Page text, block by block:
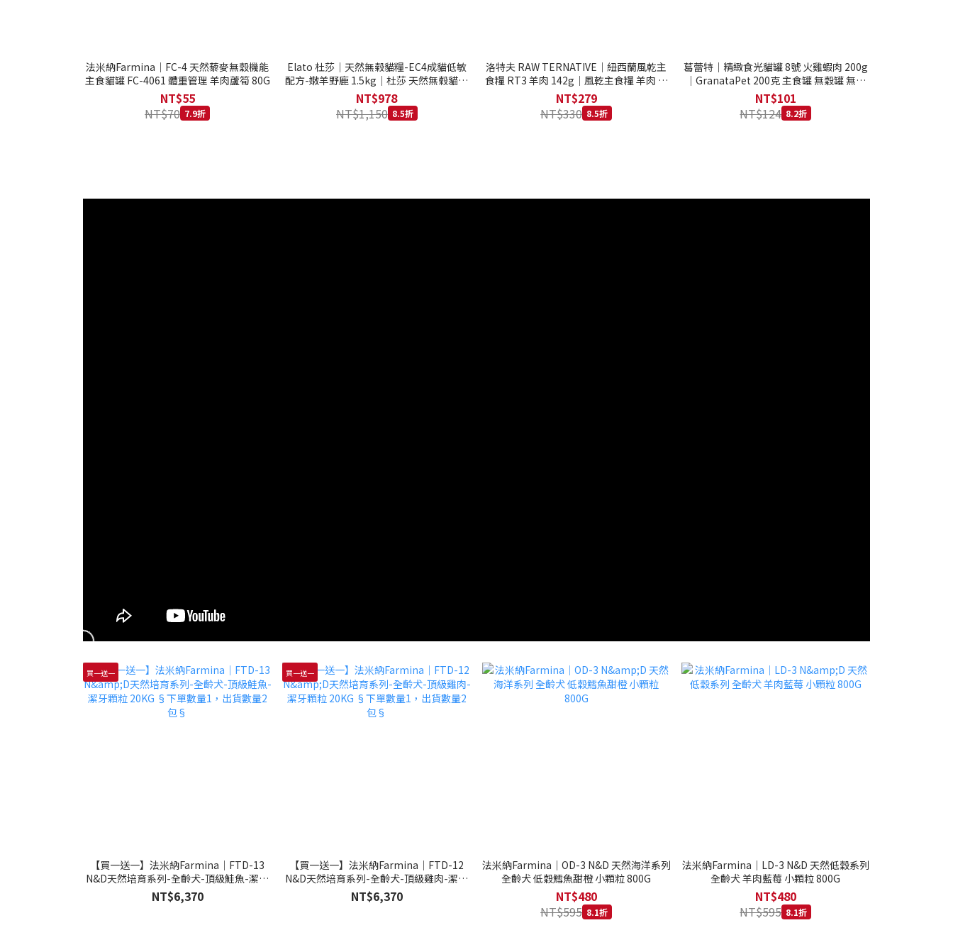
法米納Farmina｜FC-4 天然藜麥無穀機能
主食貓罐 FC-4061 體重管理 羊肉蘆筍 80G
NT$55
NT$70 7.9折
Elato 杜莎｜天然無榖貓糧-EC4成貓低敏
配方-嫩羊野鹿 1.5kg｜杜莎 天然無榖貓糧
系列 貓糧
NT$978
NT$1,150 8.5折
洛特夫 RAW TERNATIVE｜紐西蘭風乾主
食糧 RT3 羊肉 142g｜風乾主食糧 羊肉 全
齡犬 狗飼料
NT$279
NT$330 8.5折
葛蕾特｜精緻食光貓罐 8號 火雞蝦肉 200g
｜GranataPet 200克 主食罐 無穀罐 無膠
罐 主食貓罐 德罐
NT$101
NT$124 8.2折
買一送一
【買一送一】法米納Farmina｜FTD-13
N&D天然培育系列-全齡犬-頂級鮭魚-潔牙
顆粒 20KG §下單數量1，出貨數量2包§
NT$6,370
買一送一
【買一送一】法米納Farmina｜FTD-12
N&D天然培育系列-全齡犬-頂級雞肉-潔牙
顆粒 20KG §下單數量1，出貨數量2包§
NT$6,370
法米納Farmina｜OD-3 N&D 天然海洋系列
全齡犬 低穀鱈魚甜橙 小顆粒 800G
NT$480
NT$595 8.1折
法米納Farmina｜LD-3 N&D 天然低穀系列
全齡犬 羊肉藍莓 小顆粒 800G
NT$480
NT$595 8.1折